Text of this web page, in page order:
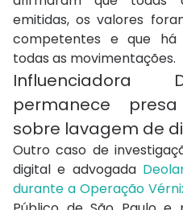
emitidas, os valores
competentes e que há
todas as movimentações.
Influenciadora
permanece
sobre lavagem de
Outro caso de
digital e advogada
durante a Operação